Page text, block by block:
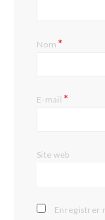
Nom*
E-mail*
Site web
Enregistrer